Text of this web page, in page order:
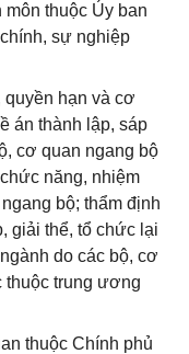
thuộc Ủy ban
sự nghiệp
quyền hạn và cơ
án thành lập, sáp
cơ quan ngang bộ
năng, nhiệm
bộ; thẩm định
giải thể, tổ chức lại
do các bộ, cơ
thuộc trung ương
thuộc Chính phủ